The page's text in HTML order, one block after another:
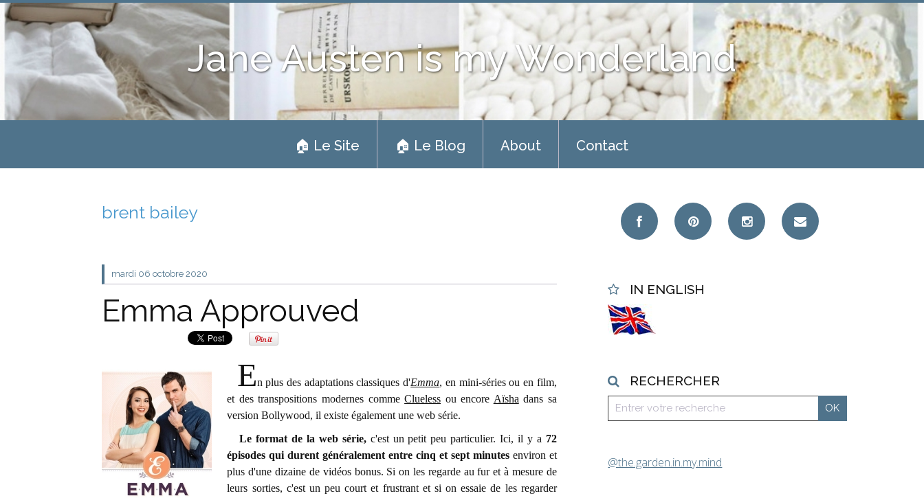
Jane Austen is my Wonderland
🏠 Le Site 🏠 Le Blog About Contact
brent bailey
mardi 06 octobre 2020
Emma Approuved
En plus des adaptations classiques d'Emma, en mini-séries ou en film,
et des transpositions modernes commeClueless ou encore Aïsha dans sa
version Bollywood, il existe également une web série.
Le format de la web série, c'est un petit peu particulier. Ici, il y a 72
épisodes qui durent généralement entre cinq et sept minutesenviron et
plus d'une dizaine de vidéos bonus. Si on les regarde au fur et à mesure de
leurs sorties, c'est un peu court et frustrant et si on essaie de les regarder
IN ENGLISH
RECHERCHER
@the.garden.in.my.mind